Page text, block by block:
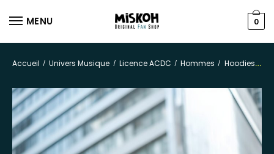
MENU 0
Accueil / Univers Musique / Licence ACDC / Hommes / Hoodies